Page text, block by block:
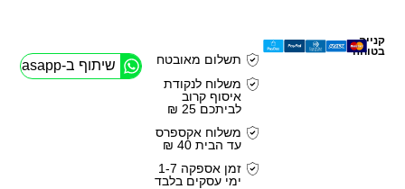
קנייה
בטוחה
תשלום מאובטח
משלוח לנקודת
איסוף קרוב
לביתכם 25 ₪
משלוח אקספרס
עד הבית 40 ₪
זמן אספקה 1-7
ימי עסקים בלבד
שיתוף ב-Whasapp